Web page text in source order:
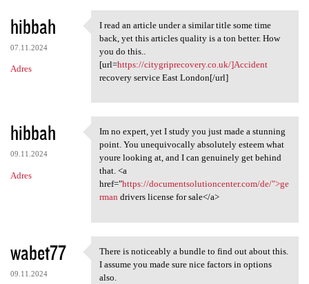
e
hibbah
07.11.2024
Adres
I read an article under a
I read an article under a similar title some time
back, yet this articles quality is a ton better. How
you do this..
[url=https://citygriprecovery.co.uk/]Accident
recovery service East London[/url]
hibbah
09.11.2024
Adres
Im no expert, yet I study you
Im no expert, yet I study you just made a stunning
point. You unequivocally absolutely esteem what
youre looking at, and I can genuinely get behind
that. <a
href="https://documentsolutioncenter.com/de/">ge
rman drivers license for sale</a>
wabet77
09.11.2024
There is noticeably a bundle
There is noticeably a bundle to find out about this.
I assume you made sure nice factors in options
also.